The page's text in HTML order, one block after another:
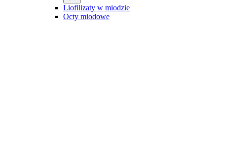
Liofilizaty w miodzie
Octy miodowe